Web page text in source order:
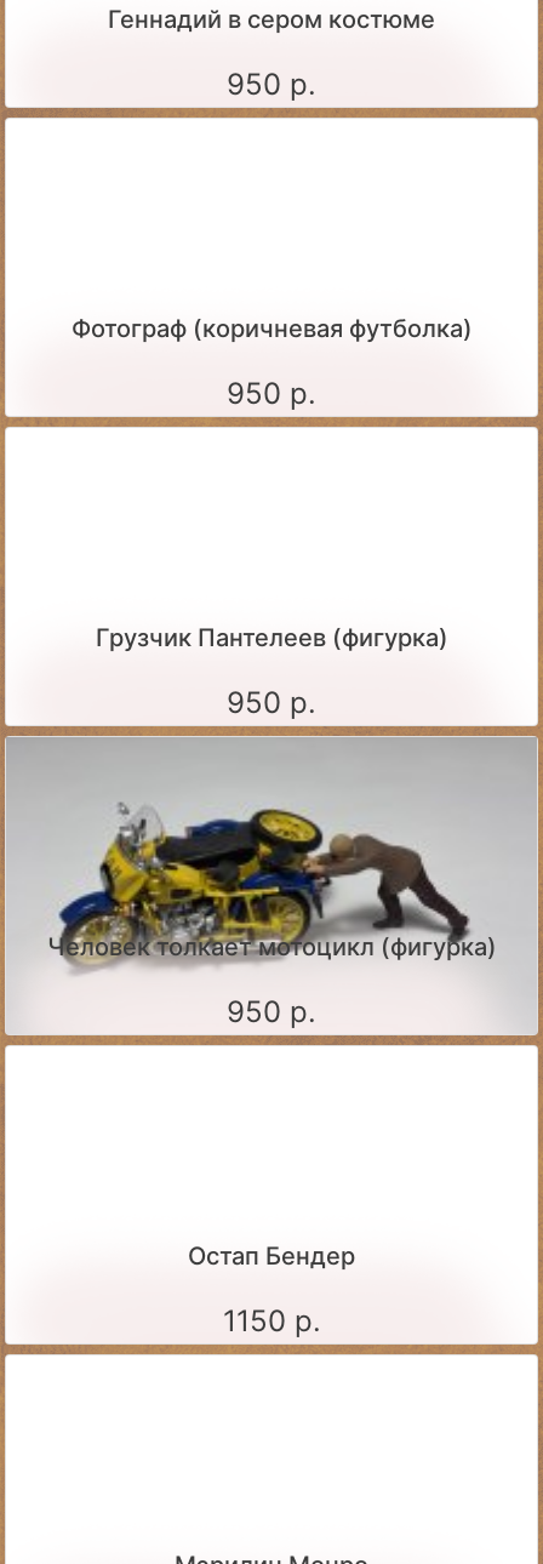
Геннадий в сером костюме
950 р.
Фотограф (коричневая футболка)
950 р.
Грузчик Пантелеев (фигурка)
950 р.
Человек толкает мотоцикл (фигурка)
950 р.
Остап Бендер
1150 р.